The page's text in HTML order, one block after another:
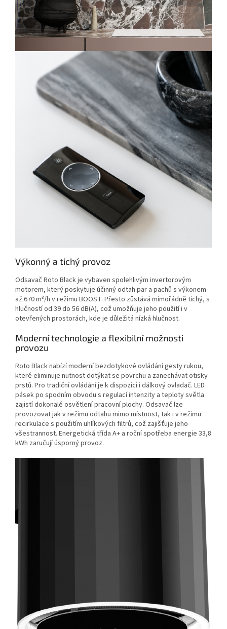
Výkonný a tichý provoz
Odsavač Roto Black je vybaven spolehlivým invertorovým
motorem, který poskytuje účinný odtah par a pachů s výkonem
až 670 m³/h v režimu BOOST. Přesto zůstává mimořádně tichý, s
hlučností od 39 do 56 dB(A), což umožňuje jeho použití i v
otevřených prostorách, kde je důležitá nízká hlučnost.
Moderní technologie a flexibilní možnosti
provozu
Roto Black nabízí moderní bezdotykové ovládání gesty rukou,
které eliminuje nutnost dotýkat se povrchu a zanechávat otisky
prstů. Pro tradiční ovládání je k dispozici i dálkový ovladač. LED
pásek po spodním obvodu s regulací intenzity a teploty světla
zajistí dokonalé osvětlení pracovní plochy. Odsavač lze
provozovat jak v režimu odtahu mimo místnost, tak i v režimu
recirkulace s použitím uhlíkových filtrů, což zajišťuje jeho
všestrannost. Energetická třída A+ a roční spotřeba energie 33,8
kWh zaručují úsporný provoz.